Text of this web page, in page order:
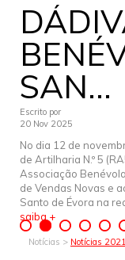
SAN...
Escrito por
20 Nov 2025
No dia 12 de
de Artilharia N.º 5
Associação
de Vendas Novas e
Santo de Évora na
saiba +
Notícias > Notícias 2021